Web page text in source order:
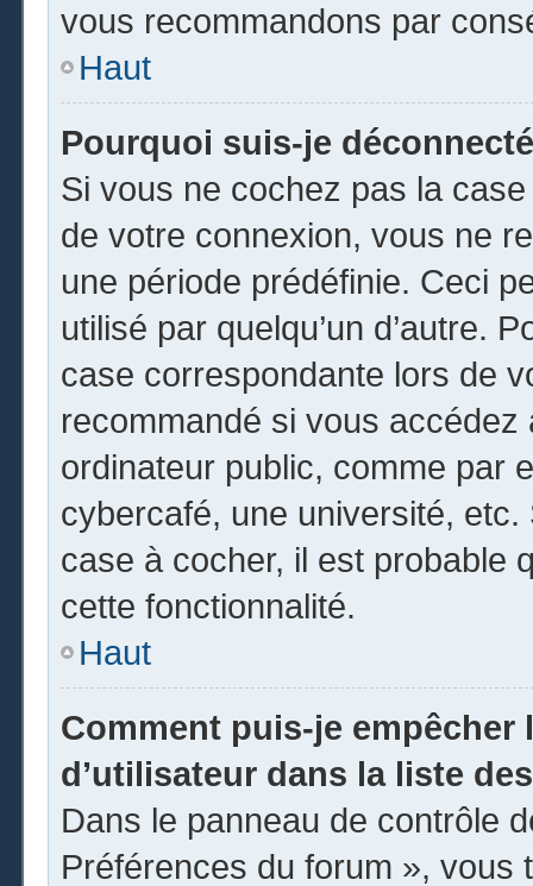
vous recommandons par
Haut
Pourquoi suis-je
Si vous ne cochez pas la
de votre connexion, vous ne
une période prédéfinie. Ceci
utilisé par quelqu’un d’autre.
case correspondante lors de
recommandé si vous accédez
ordinateur public, comme par
cybercafé, une université,
case à cocher, il est probable
cette fonctionnalité.
Haut
Comment puis-je empêcher
d’utilisateur dans la liste
Dans le panneau de contrôle
Préférences du forum », vous